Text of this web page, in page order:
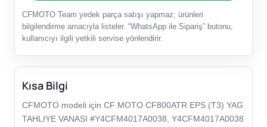
CFMOTO Team yedek parça satışı yapmaz; ürünleri
bilgilendirme amacıyla listeler. “WhatsApp ile Sipariş” butonu,
kullanıcıyı ilgili yetkili servise yönlendirir.
Kısa Bilgi
CFMOTO modeli için CF MOTO CF800ATR EPS (T3) YAG
TAHLIYE VANASI #Y4CFM4017A0038, Y4CFM4017A0038